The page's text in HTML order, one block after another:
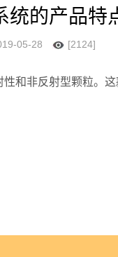
统的产品特
05-28 [2124]
和非反射型颗粒。